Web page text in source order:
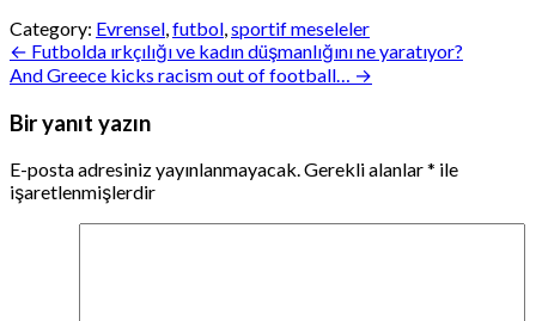
Category: Evrensel,futbol,sportif meseleler
Yazı
gezinmesi
← Futbolda ırkçılığı ve kadın düşmanlığını ne yaratıyor?
And Greece kicks racism out of football… →
Bir yanıt yazın
E-posta adresiniz yayınlanmayacak.Gerekli alanlar* ile
işaretlenmişlerdir